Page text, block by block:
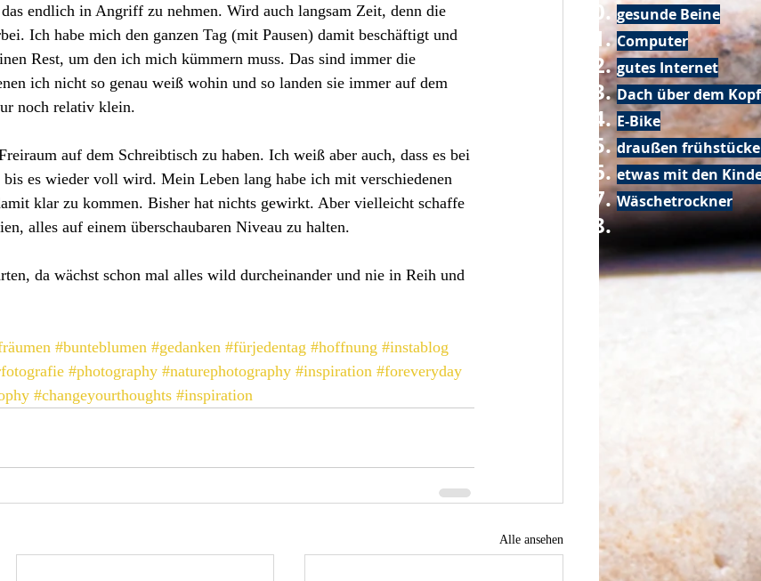
endlich in Angriff zu nehmen. Wird auch langsam Zeit, denn die
Ich habe mich den ganzen Tag (mit Pausen) damit beschäftigt und
Rest, um den ich mich kümmern muss. Das sind immer die
ich nicht so genau weiß wohin und so landen sie immer auf dem
noch relativ klein.
auf dem Schreibtisch zu haben. Ich weiß aber auch, dass es bei
es wieder voll wird. Mein Leben lang habe ich mit verschiedenen
klar zu kommen. Bisher hat nichts gewirkt. Aber vielleicht schaffe
alles auf einem überschaubaren Niveau zu halten.
da wächst schon mal alles wild durcheinander und nie in Reih und
#bunteblumen #gedanken #fürjedentag #hoffnung #instablog
#photography #naturephotography #inspiration #foreveryday
#changeyourthoughts #inspiration
Alle ansehen
gesunde Beine
Computer
gutes Internet
Dach über dem Kopf
E-Bike
draußen
etwas mit den
Wäschetrockner